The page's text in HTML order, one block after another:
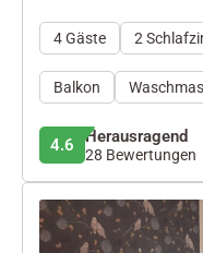
4 Gäste 2
Balkon
4.6 Herausragend
28 Bewertungen